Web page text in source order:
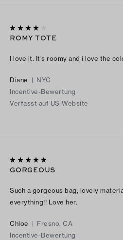
ROMY TOTE
I love it. It’s roomy and i love the
Diane | NYC
Incentive-Bewertung
Verfasst auf US-Website
GORGEOUS
Such a gorgeous bag, lovely
everything!! Love her.
Chloe | Fresno, CA
Incentive-Bewertung